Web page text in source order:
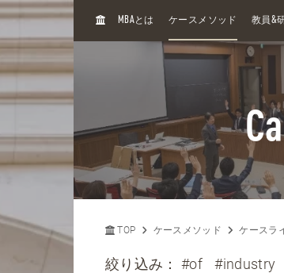
H
MBAとは ケースメソッド 教員&
TOP ケースメソッド ケースラ
絞り込み：#of #industry